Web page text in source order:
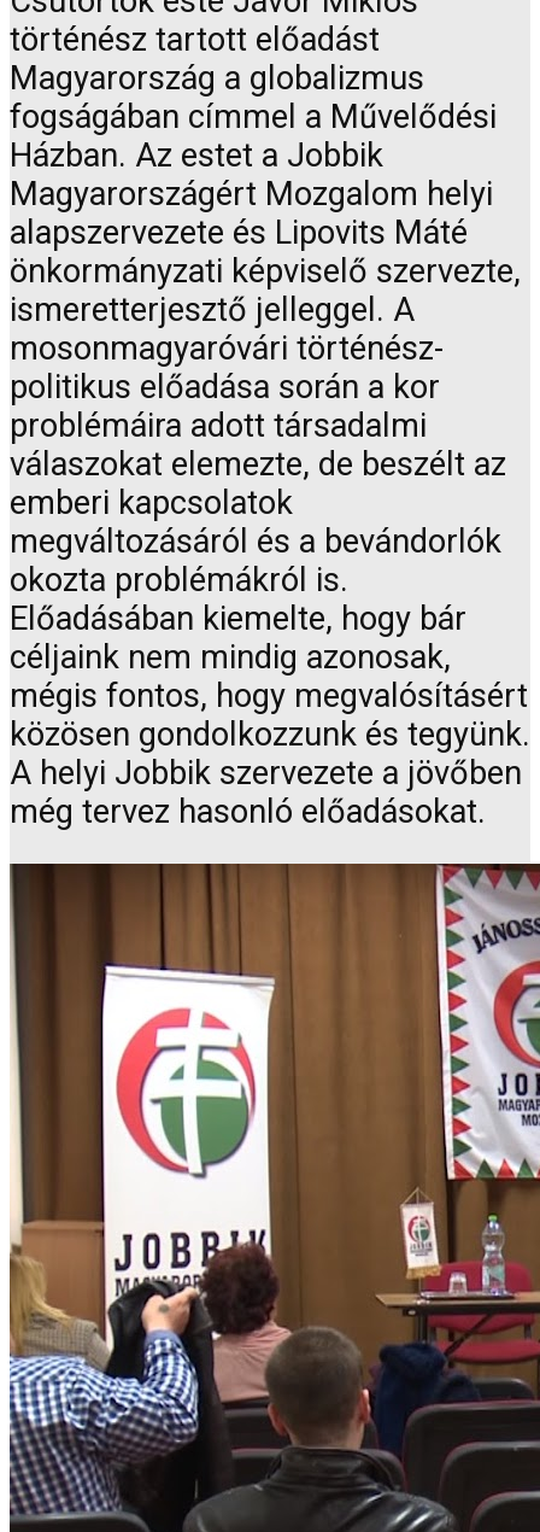
történész tartott előadást
Magyarország a globalizmus
fogságában címmel a Művelődési
Házban. Az estet a Jobbik
Magyarországért Mozgalom helyi
alapszervezete és Lipovits Máté
önkormányzati képviselő szervezte,
ismeretterjesztő jelleggel. A
mosonmagyaróvári történész-
politikus előadása során a kor
problémáira adott társadalmi
válaszokat elemezte, de beszélt az
emberi kapcsolatok
megváltozásáról és a bevándorlók
okozta problémákról is.
Előadásában kiemelte, hogy bár
céljaink nem mindig azonosak,
mégis fontos, hogy megvalósításért
közösen gondolkozzunk és tegyünk.
A helyi Jobbik szervezete a jövőben
még tervez hasonló előadásokat.